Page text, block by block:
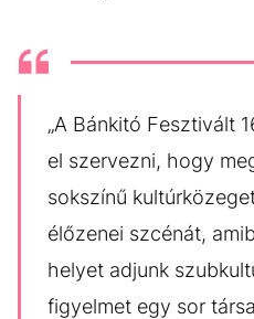
„A Bánkitó Fesztivált
el szervezni, hogy
sokszínű
élőzenei szcénát,
helyet adjunk
figyelmet egy sor